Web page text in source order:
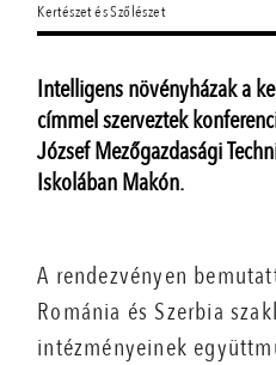
Kertészet és Szőlészet
Intelligens növényházak a
címmel szerveztek
József Mezőgazdasági
Iskolában Makón.
A rendezvényen
Románia és Szerbia
intézményeinek